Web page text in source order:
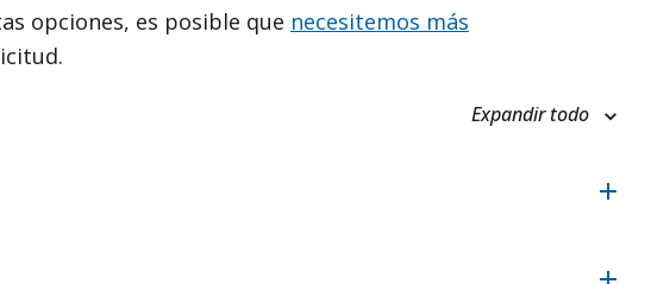
opciones, es posible que necesitemos más
Expandir todo